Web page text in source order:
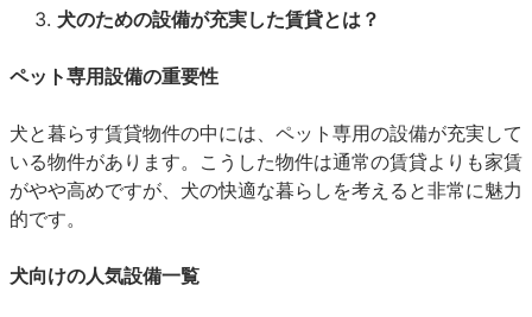
犬のための設備が充実した賃貸とは？
ペット専用設備の重要性
犬と暮らす賃貸物件の中には、ペット専用の設備が充実して
いる物件があります。こうした物件は通常の賃貸よりも家賃
がやや高めですが、犬の快適な暮らしを考えると非常に魅力
的です。
犬向けの人気設備一覧